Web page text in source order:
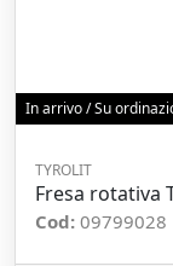
In arrivo / Su
TYROLIT
Fresa rotativa
Cod: 09799028